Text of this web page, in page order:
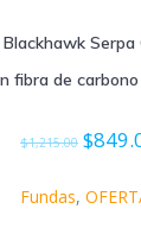
Serpa
fibra de
$1,215.00 $
Fundas,